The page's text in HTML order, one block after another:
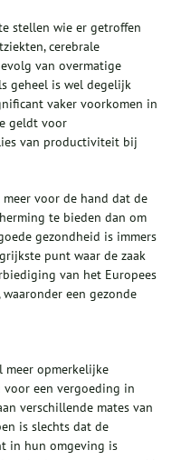
stellen wie er getroffen
cerebrale
van overmatige
geheel is wel degelijk
vaker voorkomen in
geldt voor
van productiviteit bij
voor de hand dat de
te bieden dan om
gezondheid is immers
punt waar de zaak
van het Europees
een gezonde
meer opmerkelijke
voor een vergoeding in
verschillende mates van
is slechts dat de
in hun omgeving is